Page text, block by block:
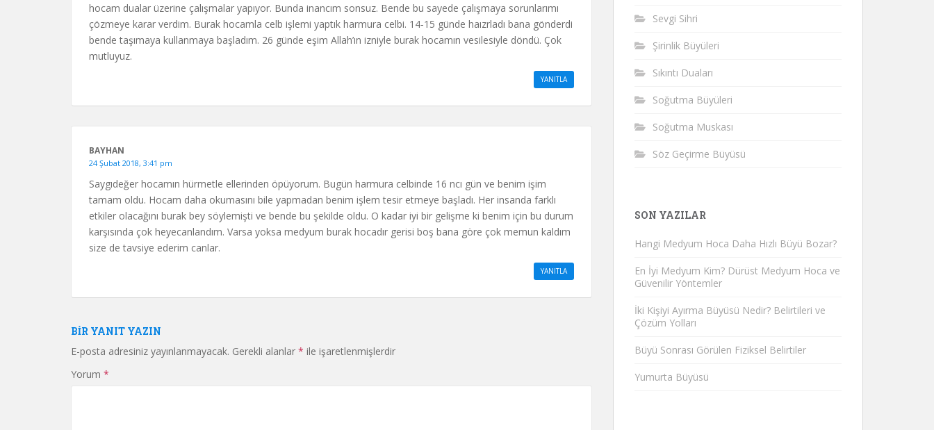
hocam dualar üzerine çalışmalar yapıyor. Bunda inancım sonsuz. Bende bu sayede çalışmaya sorunlarımı
çözmeye karar verdim. Burak hocamla celb işlemi yaptık harmura celbi. 14-15 günde haızrladı bana gönderdi
bende taşımaya kullanmaya başladım. 26 günde eşim Allah’ın izniyle burak hocamın vesilesiyle döndü. Çok
mutluyuz.
YANITLA
BAYHAN
24 Şubat 2018, 3:41 pm
Saygıdeğer hocamın hürmetle ellerinden öpüyorum. Bugün harmura celbinde 16 ncı gün ve benim işim
tamam oldu. Hocam daha okumasını bile yapmadan benim işlem tesir etmeye başladı. Her insanda farklı
etkiler olacağını burak bey söylemişti ve bende bu şekilde oldu. O kadar iyi bir gelişme ki benim için bu durum
karşısında çok heyecanlandım. Varsa yoksa medyum burak hocadır gerisi boş bana göre çok memun kaldım
size de tavsiye ederim canlar.
YANITLA
BIR YANIT YAZIN
E-posta adresiniz yayınlanmayacak. Gerekli alanlar * ile işaretlenmişlerdir
Yorum *
Sevgi Sihri
Şirinlik Büyüleri
Sıkıntı Duaları
Soğutma Büyüleri
Soğutma Muskası
Söz Geçirme Büyüsü
SON YAZILAR
Hangi Medyum Hoca Daha Hızlı Büyü Bozar?
En İyi Medyum Kim? Dürüst Medyum Hoca ve
Güvenilir Yöntemler
İki Kişiyi Ayırma Büyüsü Nedir? Belirtileri ve
Çözüm Yolları
Büyü Sonrası Görülen Fiziksel Belirtiler
Yumurta Büyüsü